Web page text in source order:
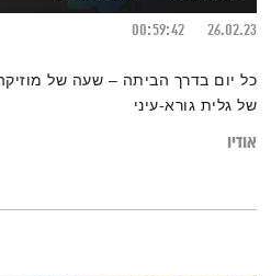
26.02.23
00:59:42
כל יום בדרך הביתה – שעה של
של גלית גורא-עיני
אודיו